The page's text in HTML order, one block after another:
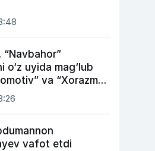
“Navbahor”
o‘z uyida mag‘lub
va “Xorazm”
qozondi
vafot etdi